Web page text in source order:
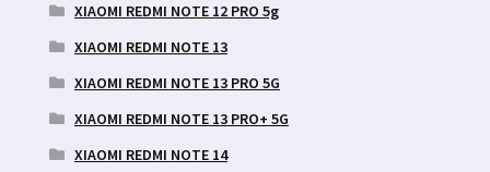
XIAOMI REDMI NOTE 12 PRO 5g
XIAOMI REDMI NOTE 13
XIAOMI REDMI NOTE 13 PRO 5G
XIAOMI REDMI NOTE 13 PRO+ 5G
XIAOMI REDMI NOTE 14